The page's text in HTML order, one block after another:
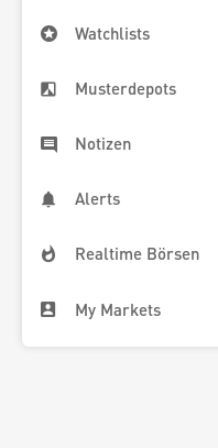
Watchlists
Musterdepots
Notizen
Alerts
Realtime Börsen
My Markets